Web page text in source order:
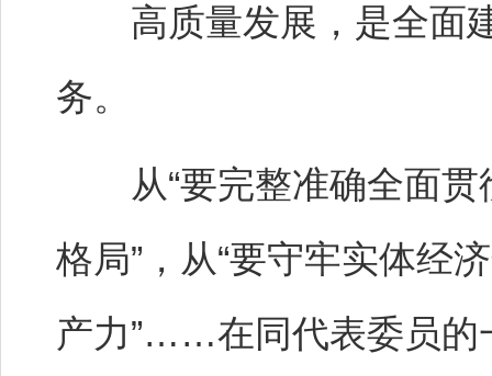
高质量发展，是全面建
务。
从“要完整准确全面贯
格局”，从“要守牢实体经
产力”……在同代表委员的